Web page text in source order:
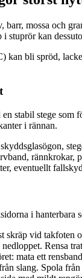
mossa och
stuprör kan
kan bli spröd,
stabil stege
i rännan.
rännkrokar,
eventuellt
i
skräp vid takfoten
Rensa
mata ett
slang. Spola